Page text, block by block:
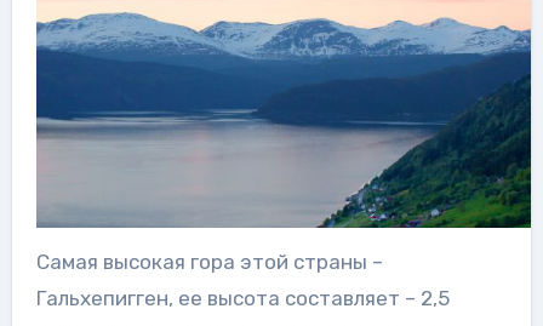
Самая высокая гора этой страны –
Гальхепигген, ее высота составляет – 2,5